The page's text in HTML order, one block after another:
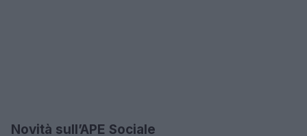
Novità sull’APE Sociale